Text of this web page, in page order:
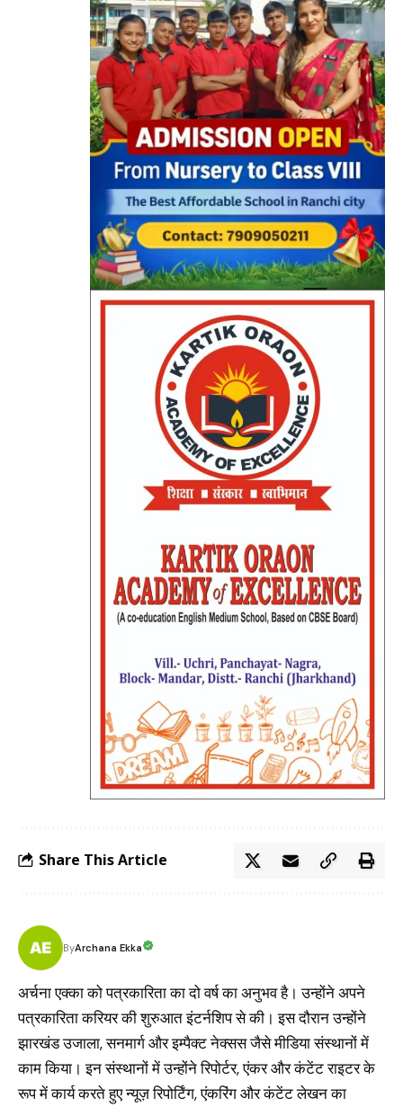
Share This Article
ByArchana Ekka
अर्चना एक्का को पत्रकारिता का दो वर्ष का अनुभव है। उन्होंने अपने
पत्रकारिता करियर की शुरुआत इंटर्नशिप से की। इस दौरान उन्होंने
झारखंड उजाला, सनमार्ग और इम्पैक्ट नेक्सस जैसे मीडिया संस्थानों में
काम किया। इन संस्थानों में उन्होंने रिपोर्टर, एंकर और कंटेंट राइटर के
रूप में कार्य करते हुए न्यूज़ रिपोर्टिंग, एंकरिंग और कंटेंट लेखन का